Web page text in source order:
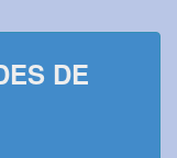
DE